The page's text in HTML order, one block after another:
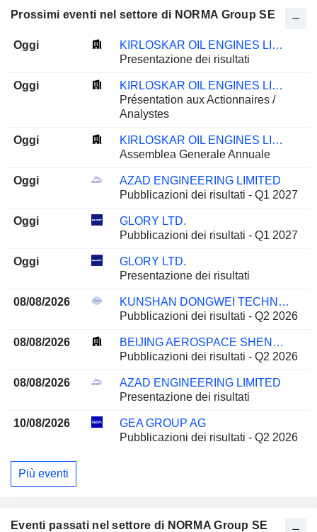
Prossimi eventi nel settore di NORMA Group SE
Oggi
KIRLOSKAR OIL ENGINES LIMITED
Presentazione dei risultati
Oggi
KIRLOSKAR OIL ENGINES LIMITED
Présentation aux Actionnaires /
Analystes
Oggi
KIRLOSKAR OIL ENGINES LIMITED
Assemblea Generale Annuale
Oggi
AZAD ENGINEERING LIMITED
Pubblicazioni dei risultati - Q1 2027
Oggi
GLORY LTD.
Pubblicazioni dei risultati - Q1 2027
Oggi
GLORY LTD.
Presentazione dei risultati
08/08/2026
KUNSHAN DONGWEI TECHNOLOGY CO., LTD.
Pubblicazioni dei risultati - Q2 2026
08/08/2026
BEIJING AEROSPACE SHENZHOU INTELLIGENT EQUIPMENT TECHNOLOGY CO., LTD.
Pubblicazioni dei risultati - Q2 2026
08/08/2026
AZAD ENGINEERING LIMITED
Presentazione dei risultati
10/08/2026
GEA GROUP AG
Pubblicazioni dei risultati - Q2 2026
Più eventi
Eventi passati nel settore di NORMA Group SE